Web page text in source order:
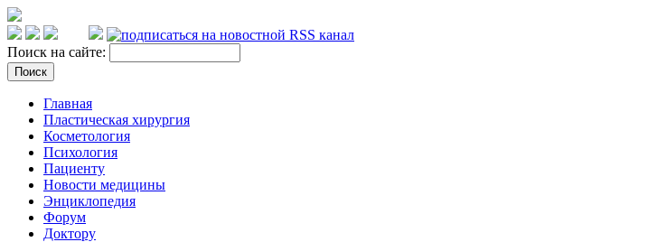
Поиск на сайте:
Главная
Пластическая хирургия
Косметология
Психология
Пациенту
Новости медицины
Энциклопедия
Форум
Доктору